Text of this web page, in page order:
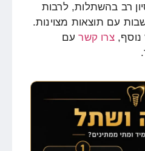
רב בהשתלות, לרבות
עם תוצאות מצוינות.
נוסף,צרו קשרעם